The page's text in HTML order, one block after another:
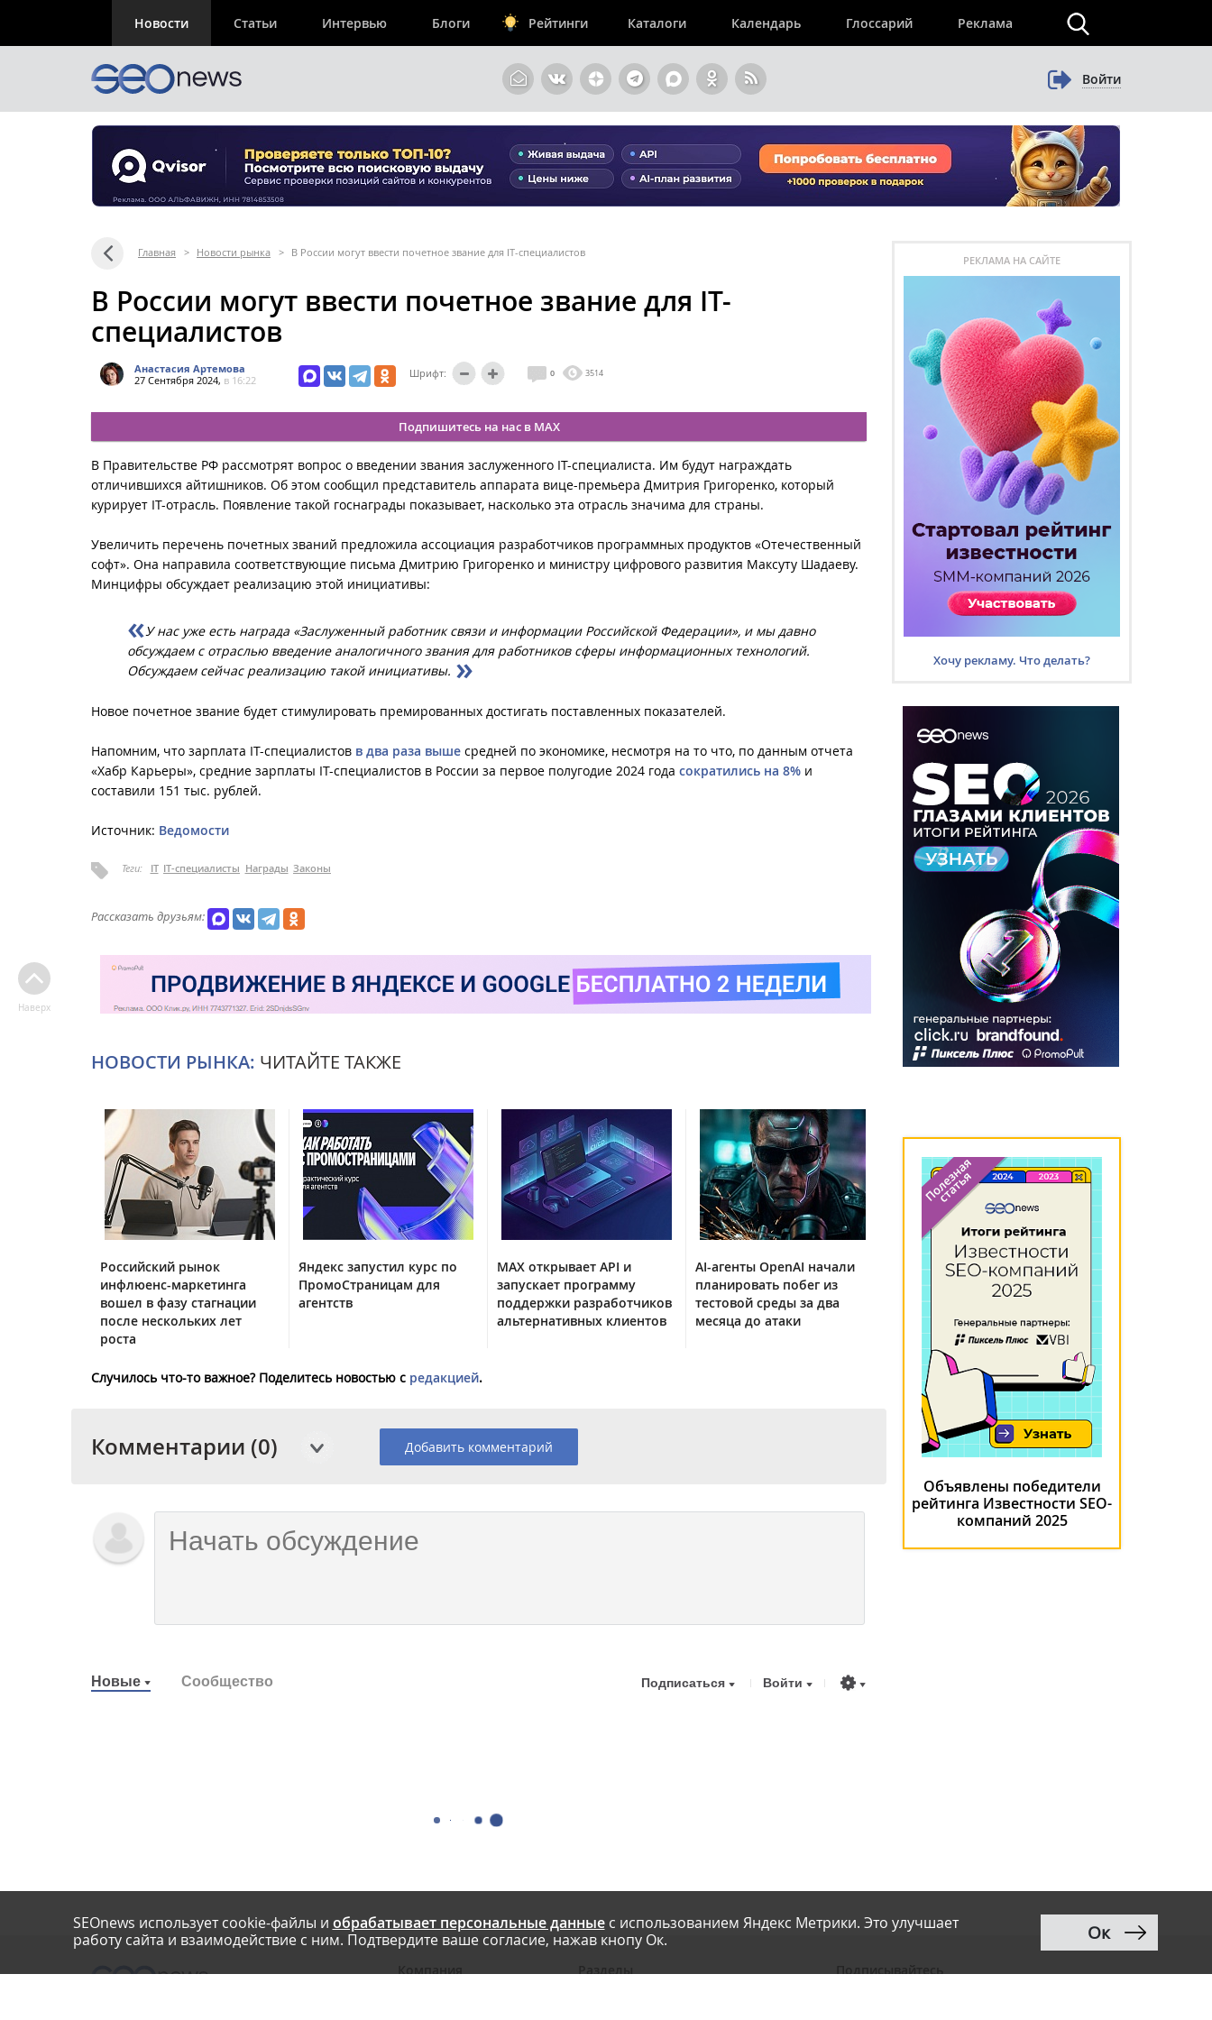
Новости Статьи Интервью Блоги Рейтинги Каталоги Календарь Глоссарий Реклама
Войти
Главная > Новости рынка > В России могут ввести почетное звание для IT-специалистов
В России могут ввести почетное звание для IT-
специалистов
Анастасия Артемова
27 Сентября 2024, в 16:22
Шрифт: 0 3514
Подпишитесь на нас в MAX
В Правительстве РФ рассмотрят вопрос о введении звания заслуженного IT-специалиста. Им будут награждать
отличившихся айтишников. Об этом сообщил представитель аппарата вице-премьера Дмитрия Григоренко, который
курирует IT-отрасль. Появление такой госнаграды показывает, насколько эта отрасль значима для страны.
Увеличить перечень почетных званий предложила ассоциация разработчиков программных продуктов «Отечественный
софт». Она направила соответствующие письма Дмитрию Григоренко и министру цифрового развития Максуту Шадаеву.
Минцифры обсуждает реализацию этой инициативы:
У нас уже есть награда «Заслуженный работник связи и информации Российской Федерации», и мы давно
обсуждаем с отраслью введение аналогичного звания для работников сферы информационных технологий.
Обсуждаем сейчас реализацию такой инициативы.
Новое почетное звание будет стимулировать премированных достигать поставленных показателей.
Напомним, что зарплата IT-специалистов в два раза выше средней по экономике, несмотря на то что, по данным отчета
«Хабр Карьеры», средние зарплаты IT-специалистов в России за первое полугодие 2024 года сократились на 8% и
составили 151 тыс. рублей.
Источник: Ведомости
Теги: IT IT-специалисты Награды Законы
Рассказать друзьям:
НОВОСТИ РЫНКА: ЧИТАЙТЕ ТАКЖЕ
Российский рынок
инфлюенс-маркетинга
вошел в фазу стагнации
после нескольких лет
роста
Яндекс запустил курс по
ПромоСтраницам для
агентств
MAX открывает API и
запускает программу
поддержки разработчиков
альтернативных клиентов
AI-агенты OpenAI начали
планировать побег из
тестовой среды за два
месяца до атаки
Случилось что-то важное? Поделитесь новостью с редакцией.
Комментарии (0) Добавить комментарий
Новые Сообщество Подписаться Войти
Наверх
РЕКЛАМА НА САЙТЕ
Хочу рекламу. Что делать?
Объявлены победители
рейтинга Известности SEO-
компаний 2025
SEOnews использует cookie-файлы и обрабатывает персональные данныес использованием Яндекс Метрики. Это улучшает
работу сайта и взаимодействие с ним. Подтвердите ваше согласие, нажав кнопу Ок.
Ок
Компания Разделы Подписывайтесь